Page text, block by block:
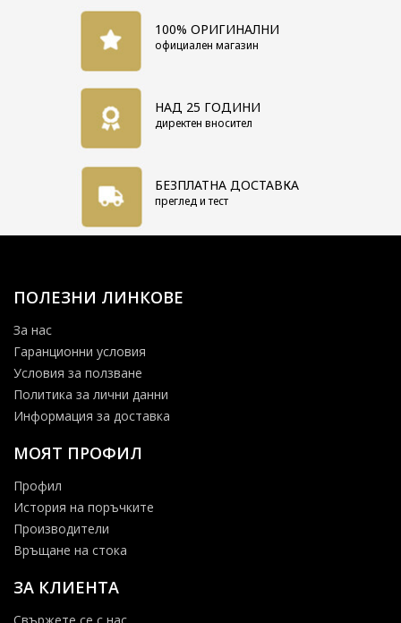
Механизъм
Циферблат
Материал стъкло
Дата
100% ОРИГИНАЛНИ
официален магазин
НАД 25 ГОДИНИ
директен вносител
БЕЗПЛАТНА ДОСТАВКА
преглед и тест
ПОЛЕЗНИ ЛИНКОВЕ
За нас
Гаранционни условия
Условия за ползване
Политика за лични данни
Информация за доставка
МОЯТ ПРОФИЛ
Профил
История на поръчките
Производители
Връщане на стока
ЗА КЛИЕНТА